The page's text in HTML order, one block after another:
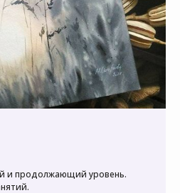
и продолжающий уровень.